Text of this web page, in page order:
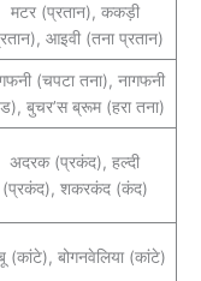
मटर (प्रतान), ककड़ी
आइवी (तना प्रतान)
(चपटा तना), नागफनी
बुचर’स ब्रूम (हरा तना)
अदरक (प्रकंद), हल्दी
(प्रकंद), शकरकंद (कंद)
(कांटे), बोगनवेलिया (कांटे)